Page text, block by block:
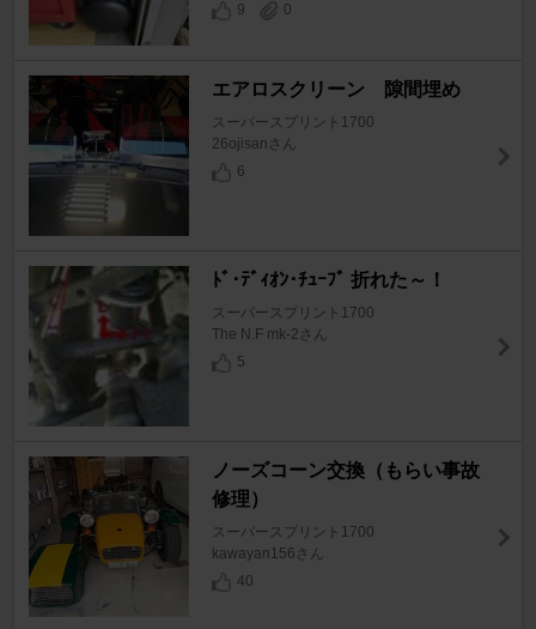
9
0
エアロスクリーン 隙間埋め
スーパースプリント1700
26ojisanさん
6
ﾄﾞ･ﾃﾞｨｵﾝ･ﾁｭｰﾌﾞ 折れた～！
スーパースプリント1700
The N.F mk-2さん
5
ノーズコーン交換（もらい事故
修理）
スーパースプリント1700
kawayan156さん
40